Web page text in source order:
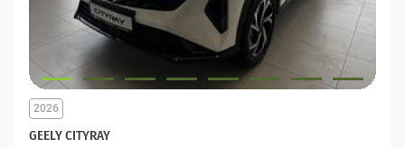
GEELY CITYRAY
2026